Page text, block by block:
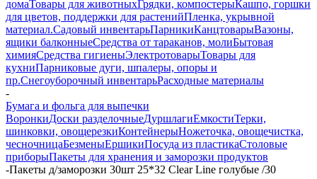
домаТовары для животныхГрядки, компостерыКашпо, горшки
для цветов, поддержки для растенийПленка, укрывной
материал.Садовый инвентарьПарникиКанцтоварыВазоны,
ящики балконныеСредства от тараканов, молиБытовая
химияСредства гигиеныЭлектротоварыТовары для
кухниПарниковые дуги, шпалеры, опоры и
пр.Снегоуборочный инвентарьРасходные материалы
-
Бумага и фольга для выпечки
ВоронкиДоски разделочныеДуршлагиЕмкостиТерки,
шинковки, овощерезкиКонтейнерыНожеточка, овощечистка,
чесночницаБезменыЕршикиПосуда из пластикаСтоловые
приборыПакеты для хранения и заморозки продуктов
-Пакеты д/заморозки 30шт 25*32 Clear Line голубые /30